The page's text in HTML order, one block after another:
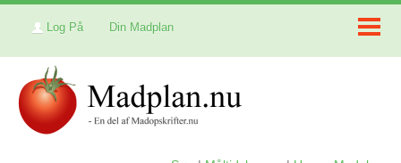
Log På Din Madplan